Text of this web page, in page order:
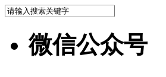
微信公众号